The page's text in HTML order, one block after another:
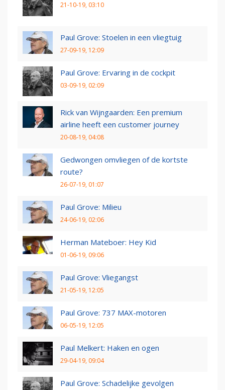
21-10-19, 03:10
Paul Grove: Stoelen in een vliegtuig
27-09-19, 12:09
Paul Grove: Ervaring in de cockpit
03-09-19, 02:09
Rick van Wijngaarden: Een premium
airline heeft een customer journey
20-08-19, 04:08
Gedwongen omvliegen of de kortste
route?
26-07-19, 01:07
Paul Grove: Milieu
24-06-19, 02:06
Herman Mateboer: Hey Kid
01-06-19, 09:06
Paul Grove: Vliegangst
21-05-19, 12:05
Paul Grove: 737 MAX-motoren
06-05-19, 12:05
Paul Melkert: Haken en ogen
29-04-19, 09:04
Paul Grove: Schadelijke gevolgen